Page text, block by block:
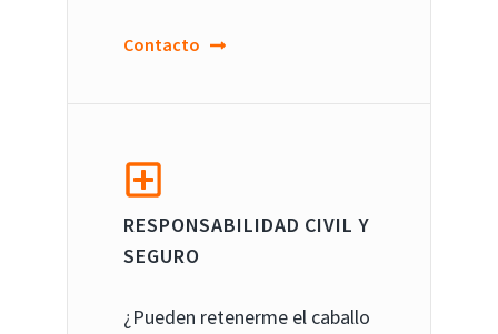
Contacto
RESPONSABILIDAD CIVIL Y
SEGURO
¿Pueden retenerme el caballo